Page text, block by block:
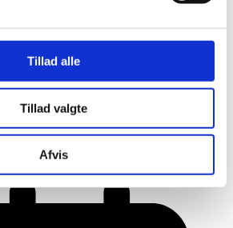
Tillad alle
Tillad valgte
Afvis
fra årets Danish